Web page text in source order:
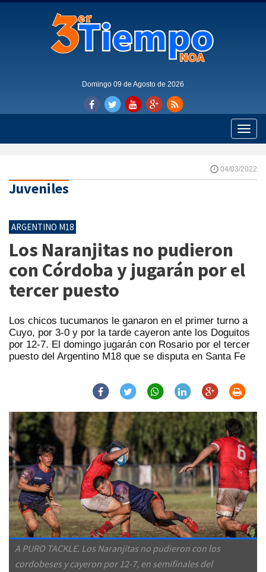
Domingo 09 de Agosto de 2026
Toggle
04/03/2022
Juveniles
ARGENTINO M18
Los Naranjitas no pudieron
con Córdoba y jugarán por el
tercer puesto
Los chicos tucumanos le ganaron en el primer turno a
Cuyo, por 3-0 y por la tarde cayeron ante los Doguitos
por 12-7. El domingo jugarán con Rosario por el tercer
puesto del Argentino M18 que se disputa en Santa Fe
A PURO TACKLE. Los Naranjitas no pudieron con los
cordobeses y cayeron por 12-7, en semifinales del